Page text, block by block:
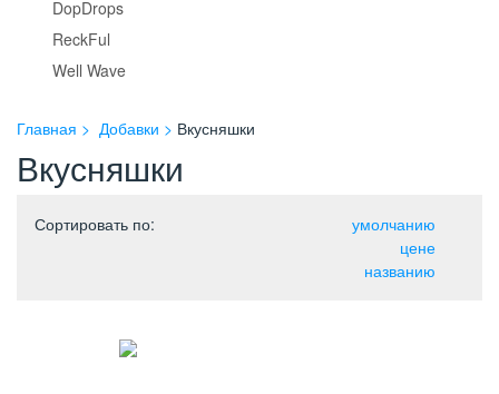
DopDrops
ReckFul
Well Wave
Главная Добавки Вкусняшки
Вкусняшки
Сортировать по:
умолчанию
цене
названию